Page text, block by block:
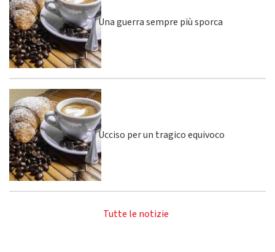
Una guerra sempre più sporca
Ucciso per un tragico equivoco
Tutte le notizie